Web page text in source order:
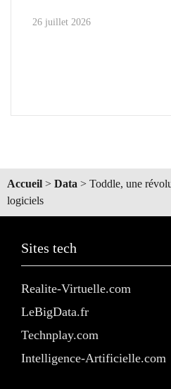
26 juillet 2026
Accueil > Data > Toddle, une
logiciels
Sites tech
Realite-Virtuelle.com
LeBigData.fr
Technplay.com
Intelligence-Artificielle.com